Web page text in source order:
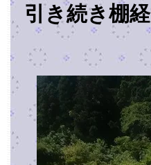
引き続き棚